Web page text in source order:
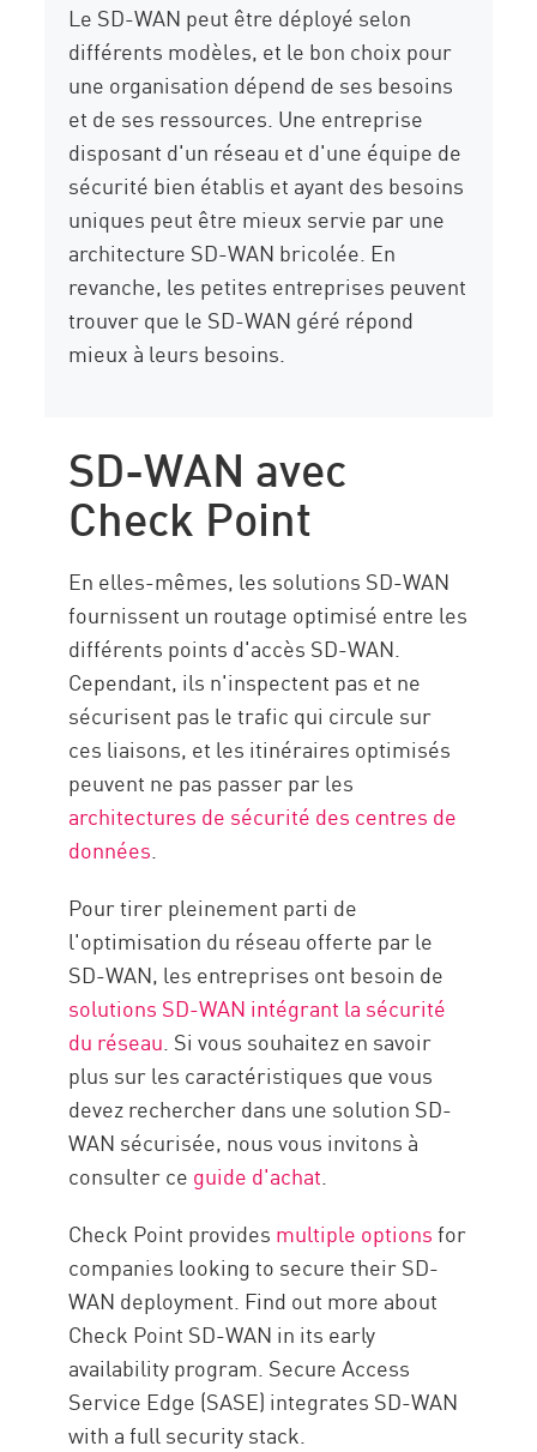
Le SD-WAN peut être déployé selon
différents modèles, et le bon choix pour
une organisation dépend de ses besoins
et de ses ressources. Une entreprise
disposant d'un réseau et d'une équipe de
sécurité bien établis et ayant des besoins
uniques peut être mieux servie par une
architecture SD-WAN bricolée. En
revanche, les petites entreprises peuvent
trouver que le SD-WAN géré répond
mieux à leurs besoins.
SD-WAN avec
Check Point
En elles-mêmes, les solutions SD-WAN
fournissent un routage optimisé entre les
différents points d'accès SD-WAN.
Cependant, ils n'inspectent pas et ne
sécurisent pas le trafic qui circule sur
ces liaisons, et les itinéraires optimisés
peuvent ne pas passer par les
architectures de sécurité des centres de
données.
Pour tirer pleinement parti de
l'optimisation du réseau offerte par le
SD-WAN, les entreprises ont besoin de
solutions SD-WAN intégrant la sécurité
du réseau. Si vous souhaitez en savoir
plus sur les caractéristiques que vous
devez rechercher dans une solution SD-
WAN sécurisée, nous vous invitons à
consulter ce guide d'achat.
Check Point provides multiple optionsfor
companies looking to secure their SD-
WAN deployment. Find out more about
Check Point SD-WAN in its early
availability program. Secure Access
Service Edge (SASE) integrates SD-WAN
with a full security stack.